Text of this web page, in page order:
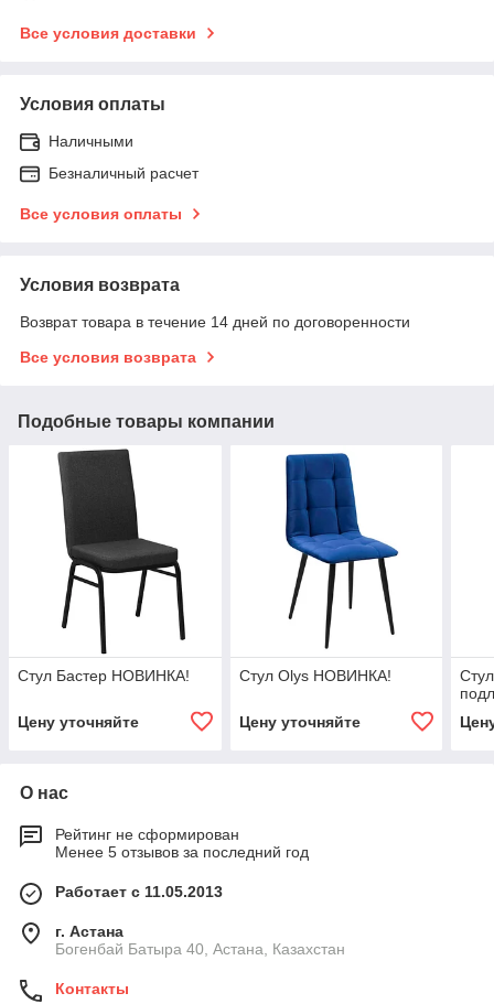
Все условия доставки
Условия оплаты
Наличными
Безналичный расчет
Все условия оплаты
Условия возврата
Возврат товара в течение 14 дней по договоренности
Все условия возврата
Подобные товары компании
Стул Бастер НОВИНКА!
Цену уточняйте
Cтул Olys НОВИНКА!
Цену уточняйте
О нас
Рейтинг не сформирован
Менее 5 отзывов за последний год
Работает с 11.05.2013
г. Астана
Богенбай Батыра 40, Астана, Казахстан
Контакты